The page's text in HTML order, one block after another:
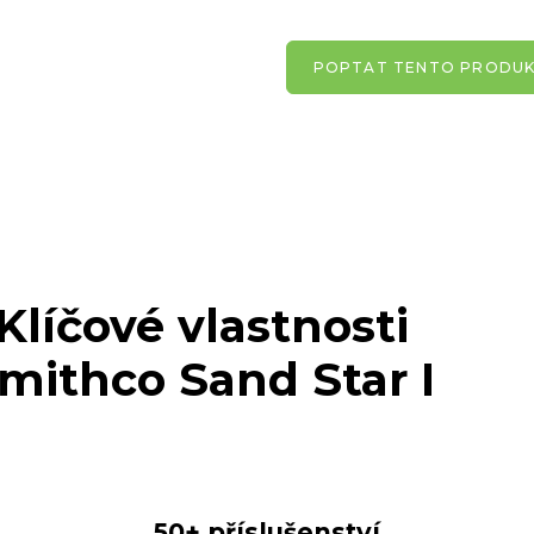
POPTAT TENTO
vlastnosti
Sand Star I